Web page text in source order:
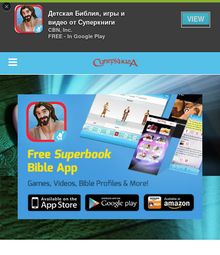
×
Детская Библия, игры и
видео от Суперкниги
CBN, Inc.
FREE - In Google Play
VIEW
Return to Content
Bible App